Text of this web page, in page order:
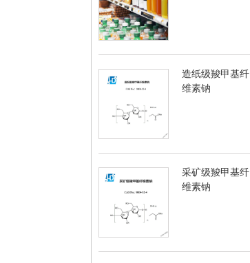
造纸级羧甲基纤
维素钠
采矿级羧甲基纤
维素钠